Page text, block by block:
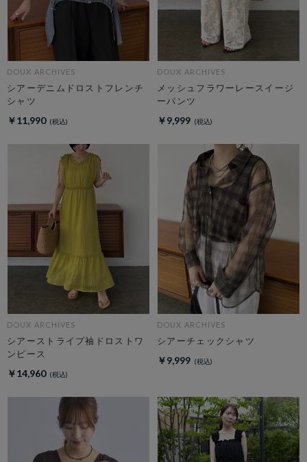
DOUX ARCHIVES
シアーデニムドロストフレンチ
シャツ
￥11,990
DOUX ARCHIVES
メッシュフラワーレースイージ
ーパンツ
￥9,999
DOUX ARCHIVES
シアーストライプ袖ドロストワ
ンピース
￥14,960
DOUX ARCHIVES
シアーチェックシャツ
￥9,999